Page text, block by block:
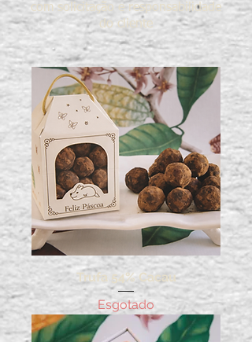
com solicitação e responsabilidade
do cliente
Trufa 54% Cacau
Esgotado